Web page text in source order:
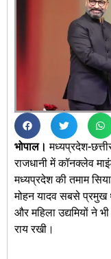
भोपाल। मध्यप्रदेश-
राजधानी में कॉनक्लेव
मध्यप्रदेश की तमाम
मोहन यादव सबसे प्रमुख
और महिला उद्यमियों ने
राय रखी।